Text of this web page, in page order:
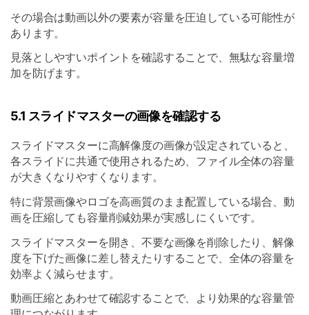
その場合は動画以外の要素が容量を圧迫している可能性が
あります。
見落としやすいポイントを確認することで、無駄な容量増
加を防げます。
5.1 スライドマスターの画像を確認する
スライドマスターに高解像度の画像が設定されていると、
各スライドに共通で使用されるため、ファイル全体の容量
が大きくなりやすくなります。
特に背景画像やロゴを高画質のまま配置している場合、動
画を圧縮しても容量削減効果が実感しにくいです。
スライドマスターを開き、不要な画像を削除したり、解像
度を下げた画像に差し替えたりすることで、全体の容量を
効率よく減らせます。
動画圧縮とあわせて確認することで、より効果的な容量管